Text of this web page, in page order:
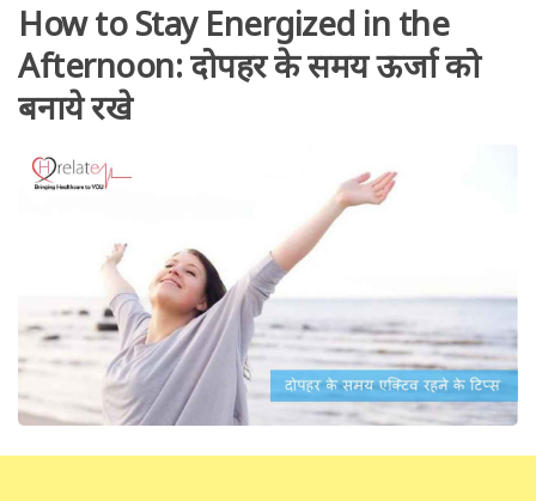
How to Stay Energized in the
Afternoon: दोपहर के समय ऊर्जा को
बनाये रखे